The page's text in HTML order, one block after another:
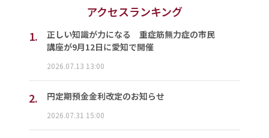
アクセスランキング
1.
正しい知識が力になる 重症筋無力症の市民
講座が9月12日に愛知で開催
2026.07.13 13:00
2. 円定期預金金利改定のお知らせ
2026.07.31 15:00